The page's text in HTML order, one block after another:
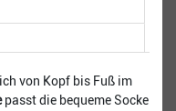
von Kopf bis Fuß im
passt die bequeme Socke